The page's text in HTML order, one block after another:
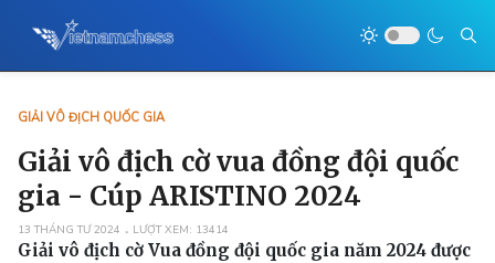
GIẢI VÔ ĐỊCH QUỐC GIA
Giải vô địch cờ vua đồng đội quốc
gia - Cúp ARISTINO 2024
13 THÁNG TƯ 2024 LƯỢT XEM: 13414
Giải vô địch cờ Vua đồng đội quốc gia năm 2024 được